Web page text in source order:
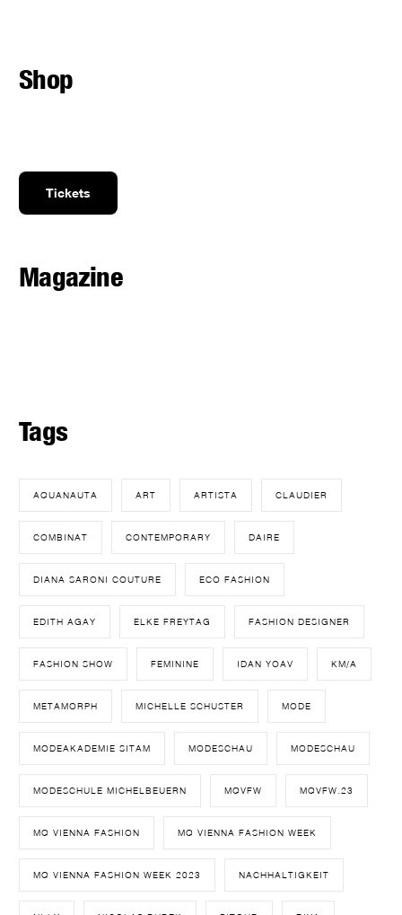
Shop
Tickets
Magazine
Tags
AQUANAUTA ART ARTISTA CLAUDIER
COMBINAT CONTEMPORARY DAIRE
DIANA SARONI COUTURE ECO FASHION
EDITH AGAY ELKE FREYTAG FASHION DESIGNER
FASHION SHOW FEMININE IDAN YOAV KM/A
METAMORPH MICHELLE SCHUSTER MODE
MODEAKADEMIE SITAM MODESCHAU MODESCHAU
MODESCHULE MICHELBEUERN MQVFW MQVFW.23
MQ VIENNA FASHION MQ VIENNA FASHION WEEK
MQ VIENNA FASHION WEEK 2023 NACHHALTIGKEIT